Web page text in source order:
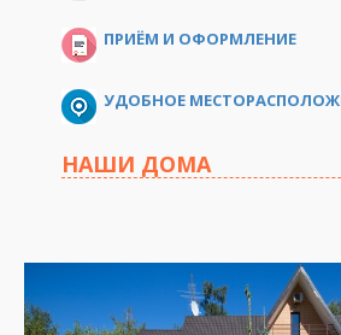
ПРИЁМ И ОФОРМЛЕНИЕ
УДОБНОЕ
НАШИ ДОМА